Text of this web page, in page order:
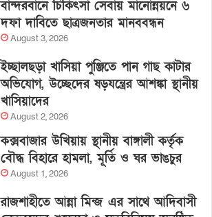
বান্দরবানে চিকিৎসা সেবায় মানোন্নয়নে ৬
দফা দাবিতে ছাত্রজনতার মানববন্ধন
August 3, 2026
ইচ্ছালছড়া খাসিয়া পুঞ্জিতে পান গাছ কাটার
অভিযোগ, উচ্ছেদের ষড়যন্ত্রের আশঙ্কা স্থানীয়
খাসিয়াদের
August 2, 2026
কক্সবাজার উখিয়ায় স্থানীয় বাঙ্গালী কর্তৃক
বৌদ্ধ বিহারে হামলা, মূর্তি ও ঘর ভাঙচুর
August 1, 2026
রাজশাহীতে আন্না মিন্জ এর সাথে আদিবাসী